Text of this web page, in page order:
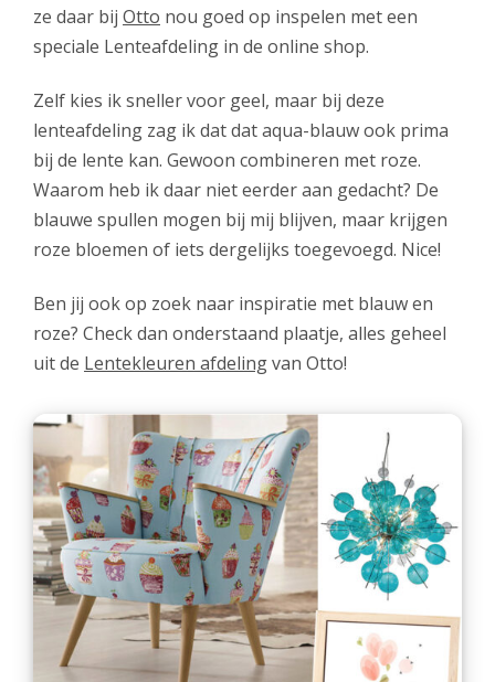
ze daar bij Otto nou goed op inspelen met een
speciale Lenteafdeling in de online shop.
Zelf kies ik sneller voor geel, maar bij deze
lenteafdeling zag ik dat dat aqua-blauw ook prima
bij de lente kan. Gewoon combineren met roze.
Waarom heb ik daar niet eerder aan gedacht? De
blauwe spullen mogen bij mij blijven, maar krijgen
roze bloemen of iets dergelijks toegevoegd. Nice!
Ben jij ook op zoek naar inspiratie met blauw en
roze? Check dan onderstaand plaatje, alles geheel
uit de Lentekleuren afdelingvan Otto!